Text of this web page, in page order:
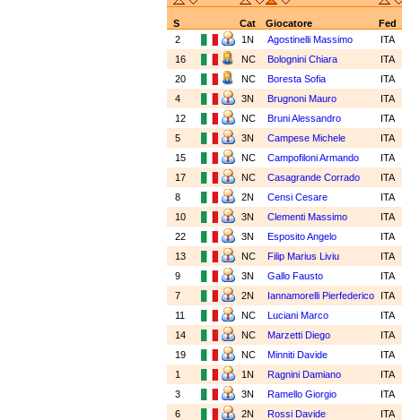
S Cat Giocatore
Fed
2
1N Agostinelli Massimo
ITA
16
NC Bolognini Chiara
ITA
20
NC Boresta Sofia
ITA
4
3N Brugnoni Mauro
ITA
12
NC Bruni Alessandro
ITA
5
3N Campese Michele
ITA
15
NC Campofiloni Armando
ITA
17
NC Casagrande Corrado
ITA
8
2N Censi Cesare
ITA
10
3N Clementi Massimo
ITA
22
3N Esposito Angelo
ITA
13
NC Filip Marius Liviu
ITA
9
3N Gallo Fausto
ITA
7
2N Iannamorelli Pierfederico
ITA
11
NC Luciani Marco
ITA
14
NC Marzetti Diego
ITA
19
NC Minniti Davide
ITA
1
1N Ragnini Damiano
ITA
3
3N Ramello Giorgio
ITA
6
2N Rossi Davide
ITA